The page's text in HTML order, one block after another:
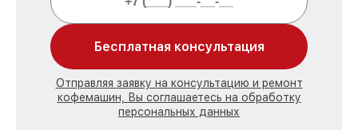
Бесплатная консультация
Отправляя заявку на консультацию и ремонт
кофемашин, Вы соглашаетесь на обработку
персональных данных